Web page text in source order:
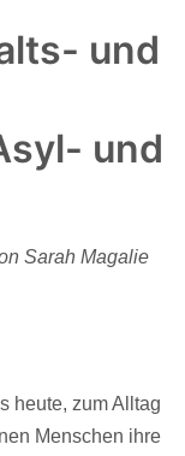
und
und
Sarah Magalie
heute, zum Alltag
Menschen ihre